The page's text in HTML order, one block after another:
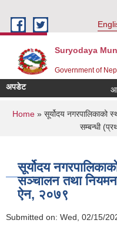
Suryodaya
Government of
अपडेट
You are here
Home» सूर्योदय नगरपालिकाको
सम्बन्धी
सूर्योदय
सञ्चालन तथा
ऐन, २०७९
Submitted on: Wed, 02/15/